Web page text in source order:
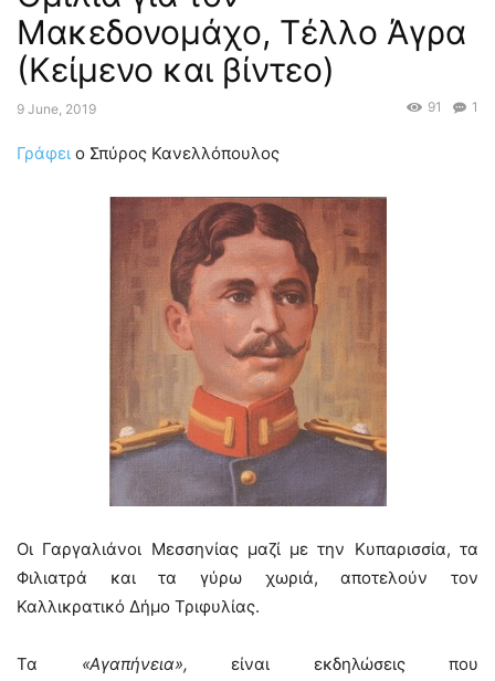
Μακεδονομάχο, Τέλλο Άγρα
(Κείμενο και βίντεο)
9 June, 2019 1
91
Γράφει ο Σπύρος Κανελλόπουλος
Οι Γαργαλιάνοι Μεσσηνίας μαζί με την Κυπαρισσία, τα
Φιλιατρά και τα γύρω χωριά, αποτελούν τον
Καλλικρατικό Δήμο Τριφυλίας.
Τα «Αγαπήνεια», είναι εκδηλώσεις που